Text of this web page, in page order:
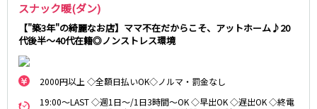
スナック暖(ダン)
【"築3年"の綺麗なお店】ママ不在だからこそ、アットホーム♪20
代後半～40代在籍◎ノンストレス環境
2000円以上 ◇全額日払いOK◇ノルマ・罰金なし
19:00～LAST ◇週1日～/1日3時間～OK ◇早出OK ◇遅出OK ◇終電
西武新宿線
西武新宿駅
本川越駅
久米川駅
新所沢駅
高田馬場駅
航空公園駅